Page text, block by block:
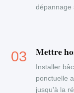
dépannage
Mettre
Installer
ponctuelle
jusqu'à la